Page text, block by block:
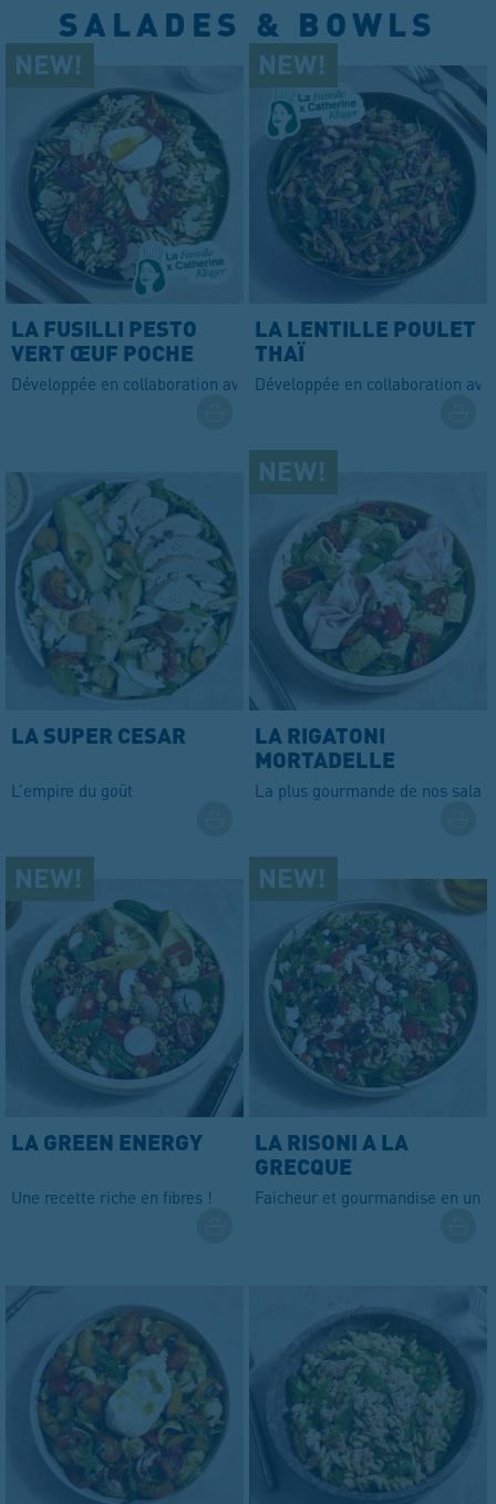
SALADES & BOWLS
LA FUSILLI PESTO
VERT ŒUF POCHE
Développée en collaboration avec Catherine Kluger
LA LENTILLE POULET
THAÏ
Développée en collaboration
LA SUPER CESAR
L’empire du goût
LA RIGATONI
MORTADELLE
STRACCIATELLA
La plus gourmande de nos
LA GREEN ENERGY
Une recette riche en fibres !
LA RISONI A LA
GRECQUE
Faicheur et gourmandise en un